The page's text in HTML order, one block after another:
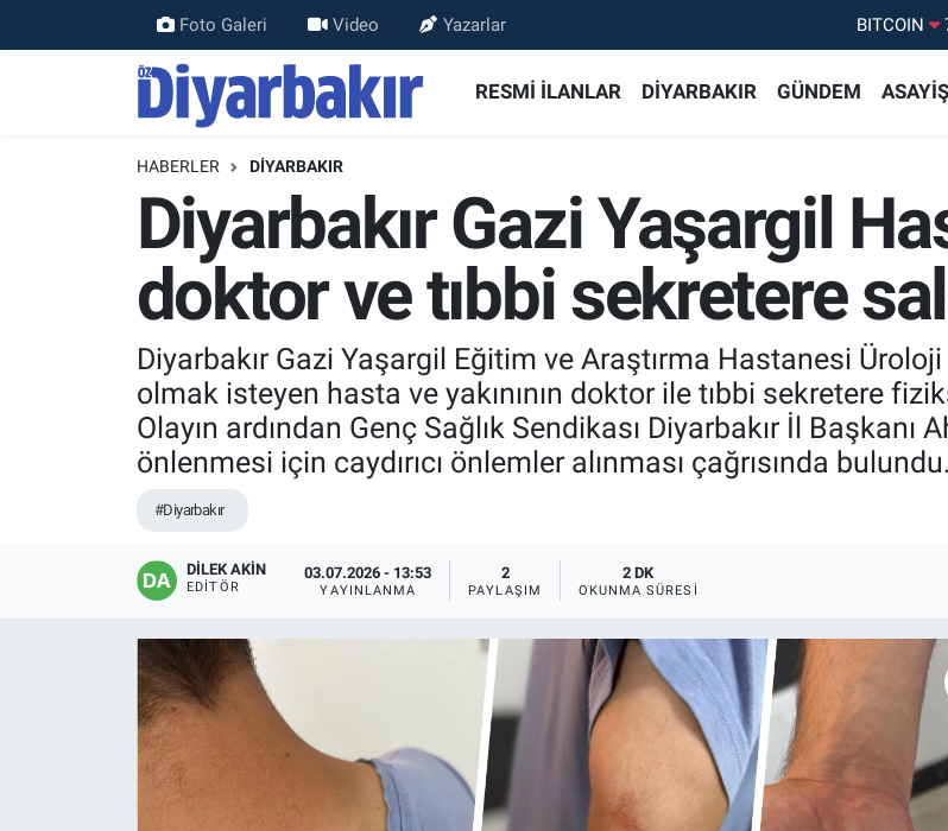
Foto Galeri Video Yazarlar DOLAR
BITCOIN
RESMİ İLANLAR DİYARBAKIR GÜNDEM ASAYİŞ
HABERLER DİYARBAKIR
Diyarbakır Gazi Yaşargil
doktor ve tıbbi sekretere
Diyarbakır Gazi Yaşargil Eğitim ve Araştırma Hastanesi
olmak isteyen hasta ve yakınının doktor ile tıbbi sekretere
Olayın ardından Genç Sağlık Sendikası Diyarbakır İl
önlenmesi için caydırıcı önlemler alınması çağrısında bulundu.
#Diyarbakır
DİLEK AKİN
EDITÖR
03.07.2026 - 13:53
YAYINLANMA
2
PAYLAŞIM
2 DK
OKUNMA SÜRESI
RESMİ İLANLAR
DİYARBAKIR
KÜLTÜR SANAT
EĞİTİM
ÖZEL HABER
POLİTİKA
Nöbetçi Eczaneler
Namaz Vakitleri
Trafik Durumu
Tüm Manşetler
Son Dakika Haberleri
Haber Arşivi